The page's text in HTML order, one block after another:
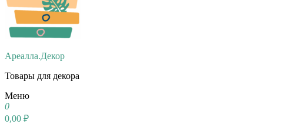
Ареалла.Декор
Товары для декора
Меню
0
0,00 ₽